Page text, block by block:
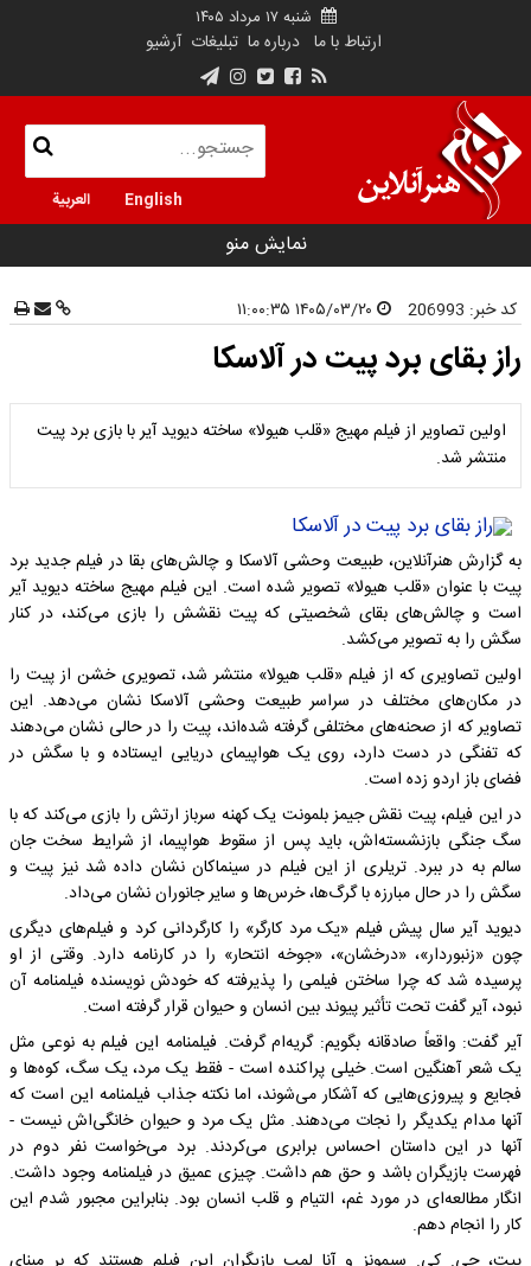
شنبه ۱۷ مرداد ۱۴۰۵
ارتباط با ما درباره ما تبلیغات آرشیو
English العربية
نمایش منو
کد خبر: 206993
راز بقای برد پیت در آلاسکا
اولین تصاویر از فیلم مهیج «قلب هیولا» ساخته دیوید آیر با بازی برد پیت
منتشر شد.
به گزارش هنرآنلاین، طبیعت وحشی آلاسکا و چالش‌های بقا در فیلم جدید برد
پیت با عنوان «قلب هیولا» تصویر شده است. این فیلم مهیج ساخته دیوید آیر
است و چالش‌های بقای شخصیتی که پیت نقشش را بازی می‌کند، در کنار
سگش را به تصویر می‌کشد.
اولین تصاویری که از فیلم «قلب هیولا» منتشر شد، تصویری خشن از پیت را
در مکان‌های مختلف در سراسر طبیعت وحشی آلاسکا نشان می‌دهد. این
تصاویر که از صحنه‌های مختلفی گرفته شده‌اند، پیت را در حالی نشان می‌دهند
که تفنگی در دست دارد، روی یک هواپیمای دریایی ایستاده و با سگش در
فضای باز اردو زده است.
در این فیلم، پیت نقش جیمز بلمونت یک کهنه سرباز ارتش را بازی می‌کند که با
سگ جنگی بازنشسته‌اش، باید پس از سقوط هواپیما، از شرایط سخت جان
سالم به در ببرد. تریلری از این فیلم در سینماکان نشان داده شد نیز پیت و
سگش را در حال مبارزه با گرگ‌ها، خرس‌ها و سایر جانوران نشان می‌داد.
دیوید آیر سال پیش فیلم «یک مرد کارگر» را کارگردانی کرد و فیلم‌های دیگری
چون «زنبوردار»، «درخشان»، «جوخه انتحار» را در کارنامه دارد. وقتی از او
پرسیده شد که چرا ساختن فیلمی را پذیرفته که خودش نویسنده فیلمنامه آن
نبود، آیر گفت تحت تأثیر پیوند بین انسان و حیوان قرار گرفته است.
آیر گفت: واقعاً صادقانه بگویم: گریه‌ام گرفت. فیلمنامه این فیلم به نوعی مثل
یک شعر آهنگین است. خیلی پراکنده است - فقط یک مرد، یک سگ، کوه‌ها و
فجایع و پیروزی‌هایی که آشکار می‌شوند، اما نکته جذاب فیلمنامه این است که
آنها مدام یکدیگر را نجات می‌دهند. مثل یک مرد و حیوان خانگی‌اش نیست -
آنها در این داستان احساس برابری می‌کردند. برد می‌خواست نفر دوم در
فهرست بازیگران باشد و حق هم داشت. چیزی عمیق در فیلمنامه وجود داشت.
انگار مطالعه‌ای در مورد غم، التیام و قلب انسان بود. بنابراین مجبور شدم این
کار را انجام دهم.